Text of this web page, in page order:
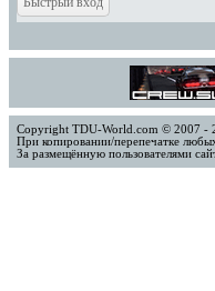
Copyright TDU-World.com © 2007 -
При копировании/перепечатке
За размещённую пользователями